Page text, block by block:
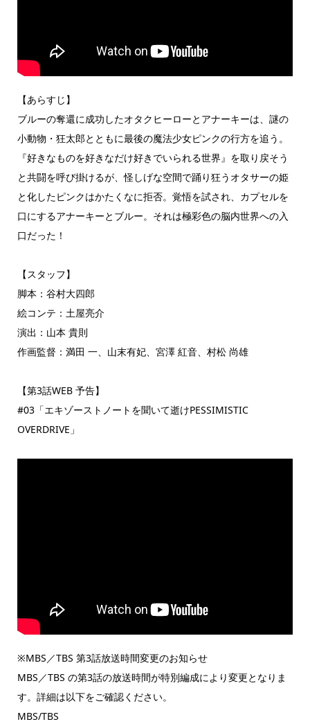
【あらすじ】
ブルーの奪還に成功したオタクヒーローとアナーキーは、謎の
小動物・狂太郎とともに最後の魔法少女ピンクの行方を追う。
『好きなものを好きなだけ好きでいられる世界』を取り戻そう
と共闘を呼び掛けるが、怪しげな空間で踊り狂うオタサーの姫
と化したピンクはかたくなに拒否。覚悟を試され、カプセルを
口にするアナーキーとブルー。それは極彩色の脳内世界への入
口だった！
【スタッフ】
脚本：⾕村大四郎
絵コンテ：土屋亮介
演出：山本 貴則
作画監督：満田 一、山末有妃、宮澤 紅音、村松 尚雄
【第3話WEB 予告】
#03「エキゾーストノートを聞いて逝けPESSIMISTIC
OVERDRIVE」
※MBS／TBS 第3話放送時間変更のお知らせ
MBS／TBS の第3話の放送時間が特別編成により変更となりま
す。詳細は以下をご確認ください。
MBS/TBS